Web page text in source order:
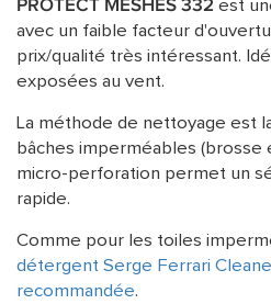
PROTECT MESHES 332 est
avec un faible facteur
prix/qualité très intéressant.
exposées au vent.
La méthode de nettoyage est
bâches imperméables (brosse
micro-perforation permet un
rapide.
Comme pour les toiles
détergent Serge Ferrari
recommandée.